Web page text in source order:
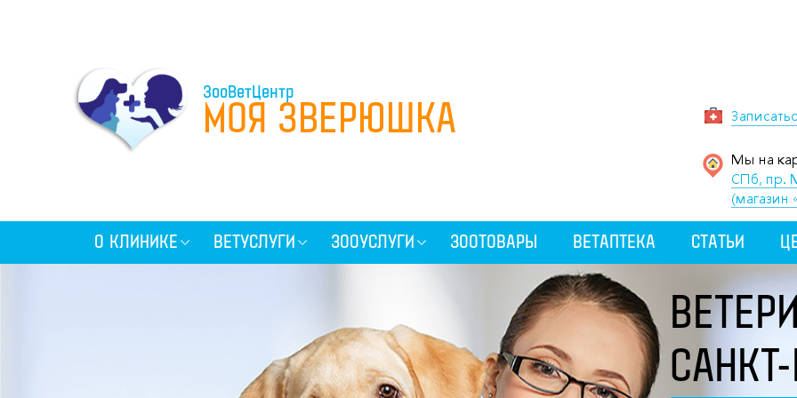
ЗооВетЦентр
МОЯ ЗВЕРЮШКА
Мы на
СПб, пр.
(магазин
О КЛИНИКЕ ВЕТУСЛУГИ ЗООУСЛУГИ ЗООТОВАРЫ ВЕТАПТЕКА СТАТЬИ